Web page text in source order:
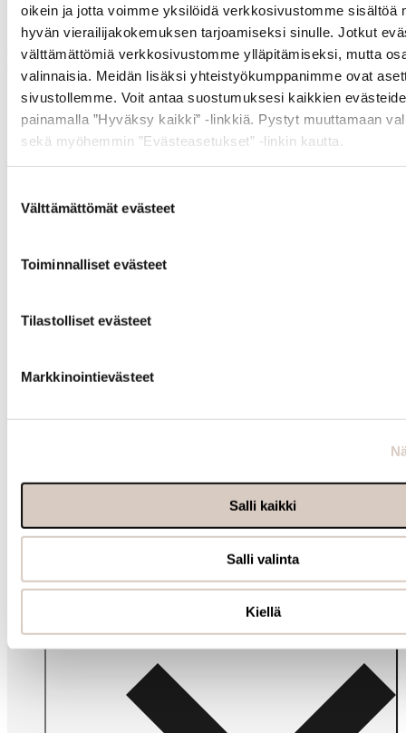
oikein ja jotta voimme yksilöidä verkkosivustomme sisältöä
hyvän vierailijakokemuksen tarjoamiseksi sinulle. Jotkut
välttämättömiä verkkosivustomme ylläpitämiseksi, mutta
valinnaisia. Meidän lisäksi yhteistyökumppanimme ovat
sivustollemme. Voit antaa suostumuksesi kaikkien
painamalla ”Hyväksy kaikki” -linkkiä. Pystyt muuttamaan
sekä myöhemmin ”Evästeasetukset” -linkin kautta.
valinta
Välttämättömät evästeet
Toiminnalliset evästeet
Tilastolliset evästeet
Markkinointievästeet
Salli kaikki
Salli valinta
Kiellä
Muut ostivat myös
Info
Ota yhteyttä